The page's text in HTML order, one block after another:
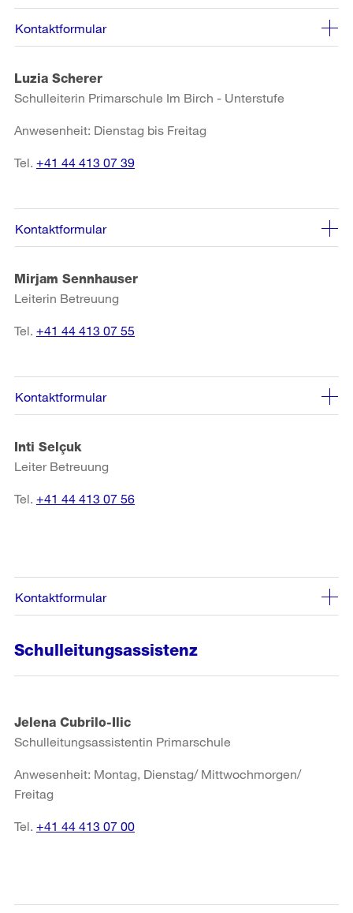
Kontaktformular
Luzia Scherer
Schulleiterin Primarschule Im Birch - Unterstufe
Anwesenheit: Dienstag bis Freitag
Tel. +41 44 413 07 39
Kontaktformular
Mirjam Sennhauser
Leiterin Betreuung
Tel. +41 44 413 07 55
Kontaktformular
Inti Selçuk
Leiter Betreuung
Tel. +41 44 413 07 56
Kontaktformular
Schulleitungsassistenz
Jelena Cubrilo-Ilic
Schulleitungsassistentin Primarschule
Anwesenheit: Montag, Dienstag/ Mittwochmorgen/
Freitag
Tel. +41 44 413 07 00